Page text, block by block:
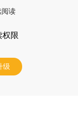
阅读
权限
级